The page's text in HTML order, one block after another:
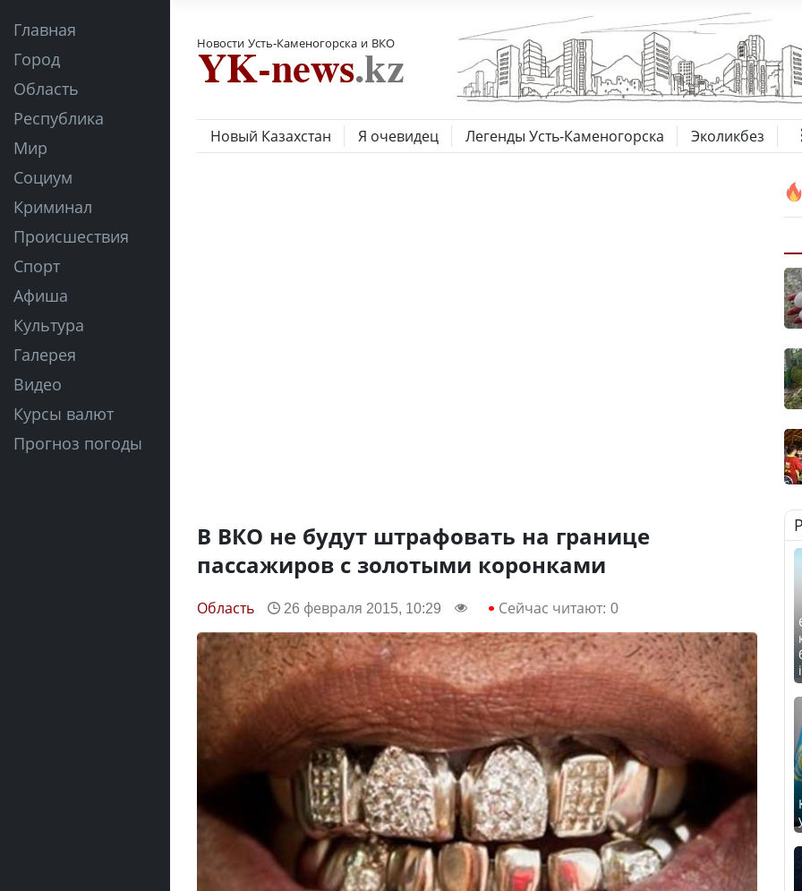
Главная
Город
Область
Республика
Мир
Социум
Криминал
Происшествия
Спорт
Афиша
Культура
Галерея
Видео
Курсы валют
Прогноз погоды
Новости Усть-Каменогорска и ВКО
Новый Казахстан Я очевидец Легенды Усть-Каменогорска Эколикбез
В ВКО не будут штрафовать на границе
пассажиров с золотыми коронками
Область 26 февраля 2015, 10:29 Сейчас читают: 0